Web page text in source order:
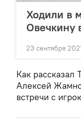
Ходили в
23 сентября
Как рассказал
Алексей
встречи с